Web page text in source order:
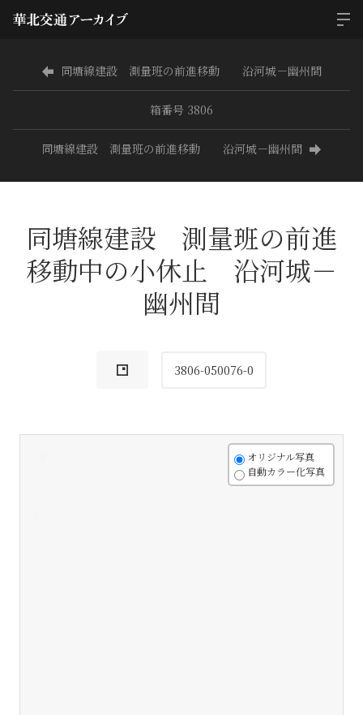
同塘線建設 測量班の前進移動 沿河城－幽州間
箱番号 3806
同塘線建設 測量班の前進移動 沿河城－幽州間
同塘線建設 測量班の前進
移動中の小休止 沿河城－
幽州間
3806-050076-0
オリジナル写真
自動カラー化写真